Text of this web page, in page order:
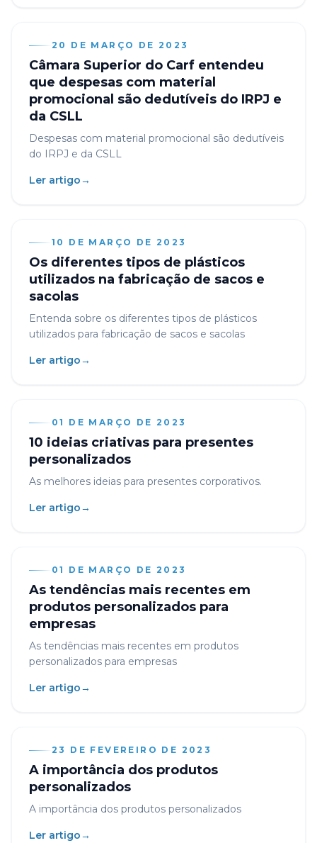
20 DE MARÇO DE 2023
Câmara Superior do Carf entendeu
que despesas com material
promocional são dedutíveis do IRPJ e
da CSLL
Despesas com material promocional são dedutíveis
do IRPJ e da CSLL
Ler artigo→
10 DE MARÇO DE 2023
Os diferentes tipos de plásticos
utilizados na fabricação de sacos e
sacolas
Entenda sobre os diferentes tipos de plásticos
utilizados para fabricação de sacos e sacolas
Ler artigo→
01 DE MARÇO DE 2023
10 ideias criativas para presentes
personalizados
As melhores ideias para presentes corporativos.
Ler artigo→
01 DE MARÇO DE 2023
As tendências mais recentes em
produtos personalizados para
empresas
As tendências mais recentes em produtos
personalizados para empresas
Ler artigo→
23 DE FEVEREIRO DE 2023
A importância dos produtos
personalizados
A importância dos produtos personalizados
Ler artigo→